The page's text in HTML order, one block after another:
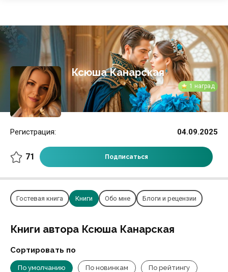
Ксюша Канарская
1 наград
04.09.2025
Регистрация:
71 Подписаться
Гостевая книга Книги Обо мне Блоги и рецензии
Книги автора Ксюша Канарская
Сортировать по
По умолчанию По новинкам По рейтингу